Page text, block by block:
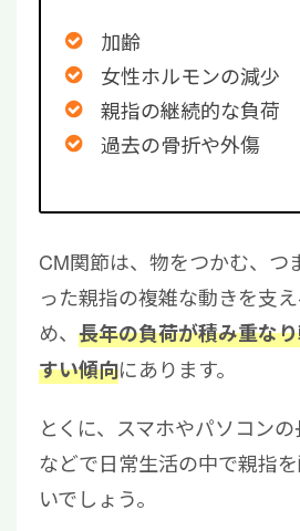
加齢
女性ホルモンの減少
親指の継続的な負荷
過去の骨折や外傷
CM関節は、物をつかむ、つ
った親指の複雑な動きを支
め、 長年の負荷が積み重な
すい傾向にあります。
とくに、スマホやパソコン
などで日常生活の中で親指
いでしょう。